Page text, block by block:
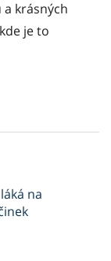
a krásných
je to
na